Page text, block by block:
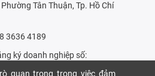
Tân Thuận, Tp. Hồ Chí
3636 4189
ký doanh nghiệp số:
quan trọng trong việc đảm